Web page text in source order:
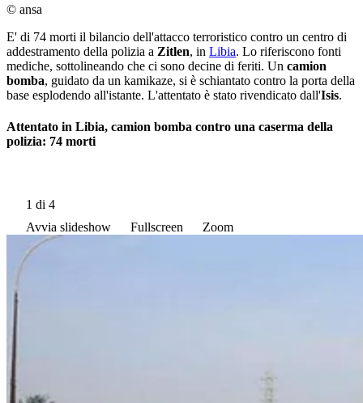
© ansa
E' di 74 morti il bilancio dell'attacco terroristico contro un centro di
addestramento della polizia a Zitlen, in Libia. Lo riferiscono fonti
mediche, sottolineando che ci sono decine di feriti. Un camion
bomba, guidato da un kamikaze, si è schiantato contro la porta della
base esplodendo all'istante. L'attentato è stato rivendicato dall'Isis.
Attentato in Libia, camion bomba contro una caserma della
polizia: 74 morti
1 di 4
Avvia slideshow
Fullscreen Zoom